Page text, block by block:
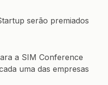
serão premiados
a SIM Conference
uma das empresas